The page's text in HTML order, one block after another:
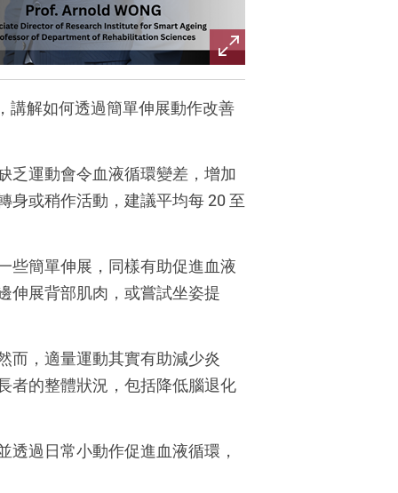
講解如何透過簡單伸展動作改善
乏運動會令血液循環變差，增加
身或稍作活動，建議平均每 20至
些簡單伸展，同樣有助促進血液
伸展背部肌肉，或嘗試坐姿提
而，適量運動其實有助減少炎
者的整體狀況，包括降低腦退化
過日常小動作促進血液循環，